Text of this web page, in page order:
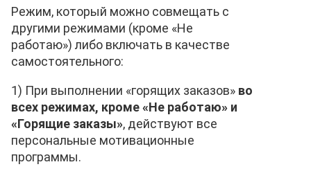
Режим, который можно совмещать с
другими режимами (кроме «Не
работаю») либо включать в качестве
самостоятельного:
1) При выполнении «горящих заказов» во
всех режимах, кроме «Не работаю» и
«Горящие заказы», действуют все
персональные мотивационные
программы.